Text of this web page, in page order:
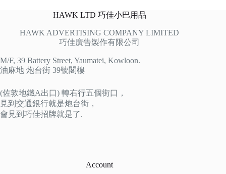
HAWK LTD 巧佳小巴用品
HAWK ADVERTISING COMPANY LIMITED
巧佳廣告製作有限公司
M/F, 39 Battery Street, Yaumatei, Kowloon.
油麻地 炮台街 39號閣樓
(佐敦地鐵A出口) 轉右行五個街口，
見到交通銀行就是炮台街，
會見到巧佳招牌就是了.
Account